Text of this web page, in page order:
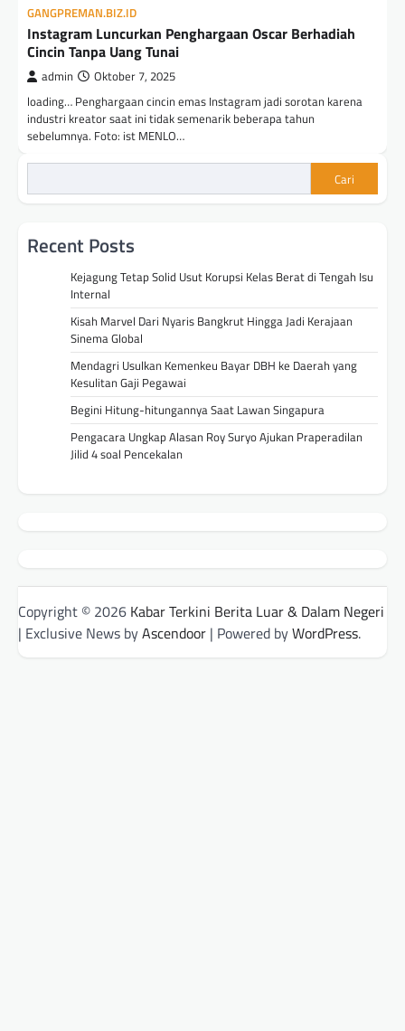
GANGPREMAN.BIZ.ID
Instagram Luncurkan Penghargaan Oscar Berhadiah
Cincin Tanpa Uang Tunai
admin Oktober 7, 2025
loading… Penghargaan cincin emas Instagram jadi sorotan karena
industri kreator saat ini tidak semenarik beberapa tahun
sebelumnya. Foto: ist MENLO…
Cari
Recent Posts
Kejagung Tetap Solid Usut Korupsi Kelas Berat di Tengah Isu
Internal
Kisah Marvel Dari Nyaris Bangkrut Hingga Jadi Kerajaan
Sinema Global
Mendagri Usulkan Kemenkeu Bayar DBH ke Daerah yang
Kesulitan Gaji Pegawai
Begini Hitung-hitungannya Saat Lawan Singapura
Pengacara Ungkap Alasan Roy Suryo Ajukan Praperadilan
Jilid 4 soal Pencekalan
Copyright © 2026 Kabar Terkini Berita Luar & Dalam Negeri
| Exclusive News byAscendoor | Powered byWordPress.